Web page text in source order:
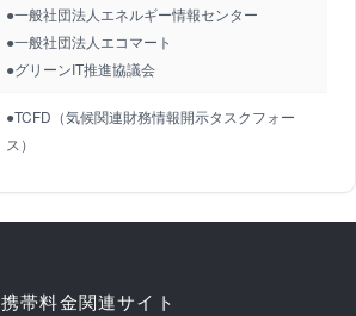
●一般社団法人エネルギー情報センター
●一般社団法人エコマート
●グリーンIT推進協議会
●TCFD（気候関連財務情報開示タスクフォー
ス）
携帯料金関連サイト